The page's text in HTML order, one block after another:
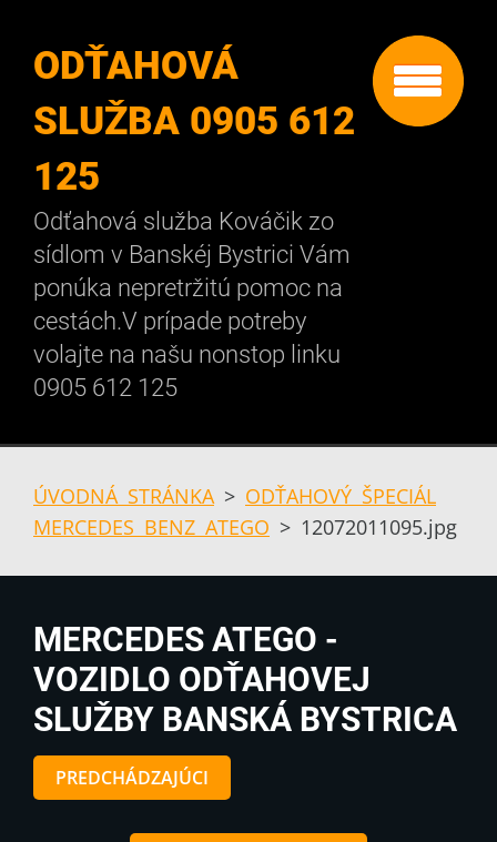
ODŤAHOVÁ
SLUŽBA 0905 612
125
Odťahová služba Kováčik zo
sídlom v Banskéj Bystrici Vám
ponúka nepretržitú pomoc na
cestách.V prípade potreby
volajte na našu nonstop linku
0905 612 125
ÚVODNÁ STRÁNKA > ODŤAHOVÝ ŠPECIÁL
MERCEDES BENZ ATEGO > 12072011095.jpg
MERCEDES ATEGO -
VOZIDLO ODŤAHOVEJ
SLUŽBY BANSKÁ BYSTRICA
PREDCHÁDZAJÚCI